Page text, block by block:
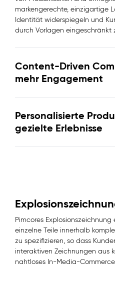
markengerechte, einzigartige
Identität widerspiegeln und
durch Vorlagen eingeschränkt
Content-Driven
mehr Engagement
Personalisierte
gezielte Erlebnisse
Pimcores
einzelne Teile innerhalb
zu spezifizieren, so dass
interaktiven Zeichnungen aus
nahtloses In-Media-